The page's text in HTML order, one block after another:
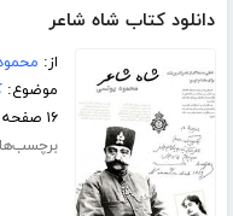
دانلود کتاب شاه شاعر
از:
موضوع:
۱۶ صفحه